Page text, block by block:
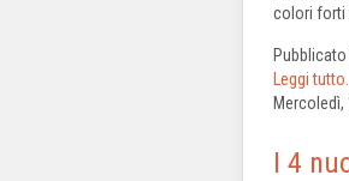
colori forti
Pubblicato
Leggi tutto...
Mercoledì,
I 4